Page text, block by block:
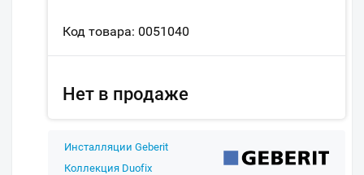
Код товара: 0051040
Нет в продаже
Инсталляции Geberit
Коллекция Duofix